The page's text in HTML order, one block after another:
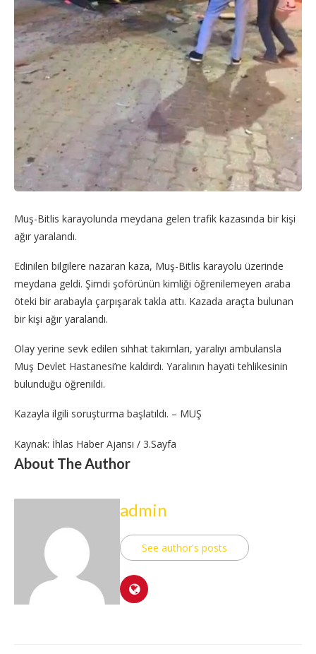
Muş-Bitlis karayolunda meydana gelen trafik kazasında bir kişi
ağır yaralandı.
Edinilen bilgilere nazaran kaza, Muş-Bitlis karayolu üzerinde
meydana geldi. Şimdi şoförünün kimliği öğrenilemeyen araba
öteki bir arabayla çarpışarak takla attı. Kazada araçta bulunan
bir kişi ağır yaralandı.
Olay yerine sevk edilen sıhhat takımları, yaralıyı ambulansla
Muş Devlet Hastanesi’ne kaldırdı. Yaralının hayati tehlikesinin
bulunduğu öğrenildi.
Kazayla ilgili soruşturma başlatıldı. – MUŞ
Kaynak: İhlas Haber Ajansı / 3.Sayfa
About The Author
admin
See author's posts